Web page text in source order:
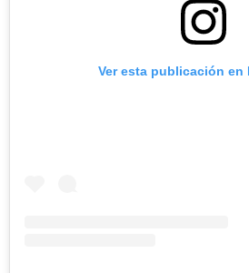
Ver esta publicación en